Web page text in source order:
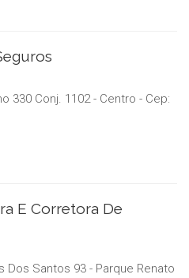
330 Conj. 1102 - Centro - Cep:
E Corretora De
Dos Santos 93 - Parque Renato